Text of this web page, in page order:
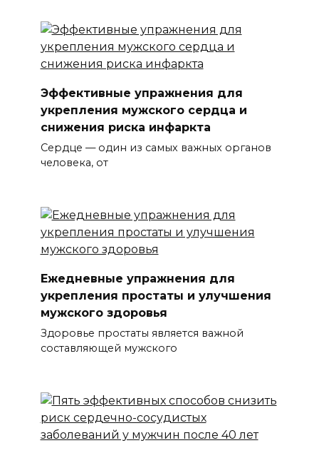
Эффективные упражнения для
укрепления мужского сердца и
снижения риска инфаркта
Сердце — один из самых важных органов
человека, от
Ежедневные упражнения для
укрепления простаты и улучшения
мужского здоровья
Здоровье простаты является важной
составляющей мужского